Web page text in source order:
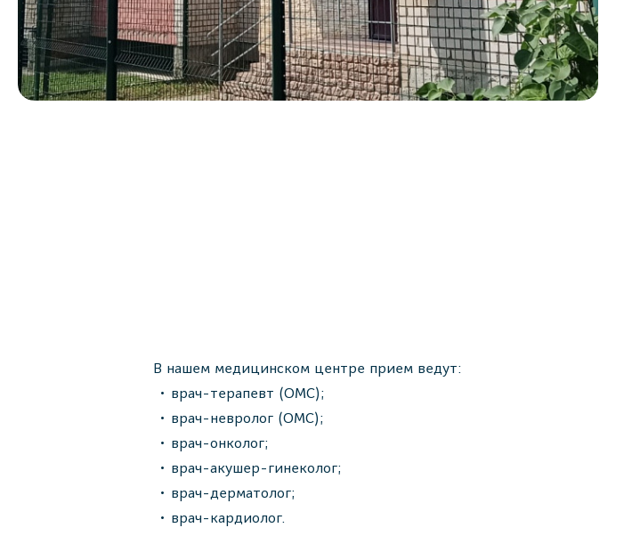
В нашем медицинском центре прием ведут:
врач-терапевт (ОМС);
врач-невролог (ОМС);
врач-онколог;
врач-акушер-гинеколог;
врач-дерматолог;
врач-кардиолог.